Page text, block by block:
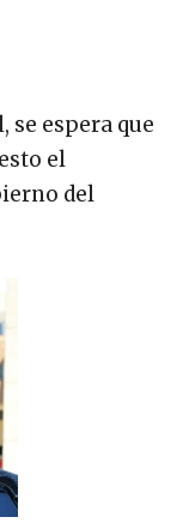
se espera que
el
del